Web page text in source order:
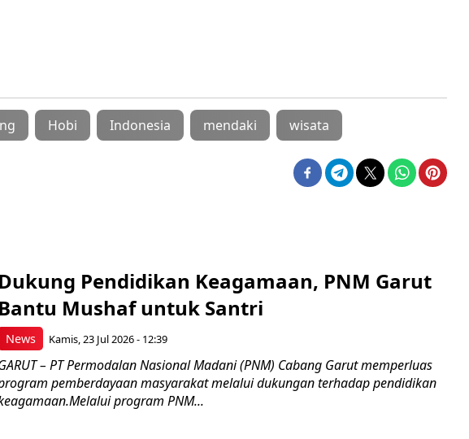
Hobi Indonesia mendaki wisata
News
Dukung Pendidikan Keagamaan, PNM Garut
Bantu Mushaf untuk Santri
Kamis, 23 Jul 2026 - 12:39
– PT Permodalan Nasional Madani (PNM) Cabang Garut memperluas
pemberdayaan masyarakat melalui dukungan terhadap pendidikan
program PNM...